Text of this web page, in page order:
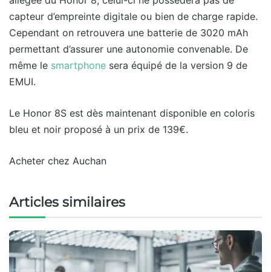
capteur d’empreinte digitale ou bien de charge rapide.
Cependant on retrouvera une batterie de 3020 mAh
permettant d’assurer une autonomie convenable. De
même le smartphone sera équipé de la version 9 de
EMUI.
Le Honor 8S est dès maintenant disponible en coloris
bleu et noir proposé à un prix de 139€.
Acheter chez Auchan
Articles similaires